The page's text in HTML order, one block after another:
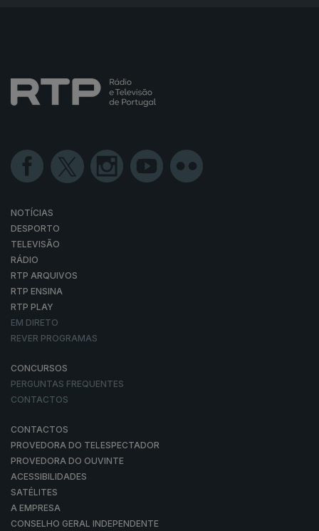
NOTÍCIAS
DESPORTO
TELEVISÃO
RÁDIO
RTP ARQUIVOS
RTP ENSINA
RTP PLAY
EM DIRETO
REVER PROGRAMAS
CONCURSOS
PERGUNTAS FREQUENTES
CONTACTOS
CONTACTOS
PROVEDORA DO TELESPECTADOR
PROVEDORA DO OUVINTE
ACESSIBILIDADES
SATÉLITES
A EMPRESA
CONSELHO GERAL INDEPENDENTE